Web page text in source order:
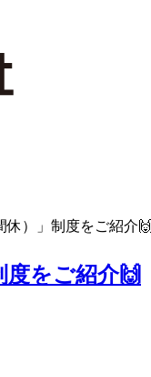
休）」制度をご紹介🙌
度をご紹介🙌